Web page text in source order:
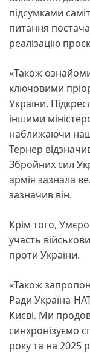
підсумками
питання
реалізацію
«Також
ключовими
України.
іншими
наближаючи
Тернер
Збройних сил
армія зазнала
зазначив він.
Крім того,
участь
проти України.
«Також
Ради Україна-
Києві. Ми
синхронізуємо
року та на 2025